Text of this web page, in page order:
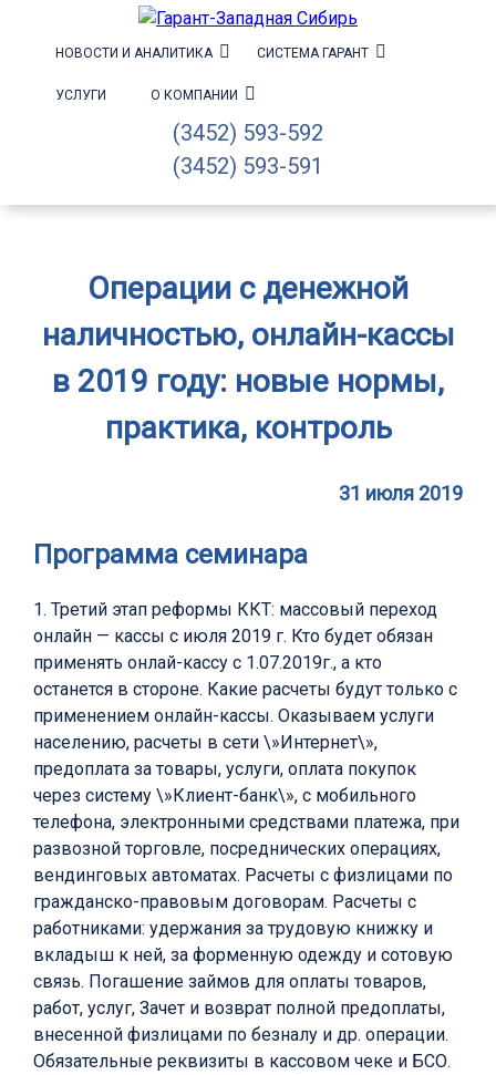
НОВОСТИ И АНАЛИТИКА СИСТЕМА ГАРАНТ
УСЛУГИ О КОМПАНИИ
(3452) 593-592
(3452) 593-591
Операции с денежной
наличностью, онлайн-кассы
в 2019 году: новые нормы,
практика, контроль
31 июля 2019
Программа семинара
1. Третий этап реформы ККТ: массовый переход
онлайн — кассы с июля 2019 г. Кто будет обязан
применять онлай-кассу с 1.07.2019г., а кто
останется в стороне. Какие расчеты будут только с
применением онлайн-кассы. Оказываем услуги
населению, расчеты в сети \»Интернет\»,
предоплата за товары, услуги, оплата покупок
через систему \»Клиент-банк\», с мобильного
телефона, электронными средствами платежа, при
развозной торговле, посреднических операциях,
вендинговых автоматах. Расчеты с физлицами по
гражданско-правовым договорам. Расчеты с
работниками: удержания за трудовую книжку и
вкладыш к ней, за форменную одежду и сотовую
связь. Погашение займов для оплаты товаров,
работ, услуг, Зачет и возврат полной предоплаты,
внесенной физлицами по безналу и др. операции.
Обязательные реквизиты в кассовом чеке и БСО.